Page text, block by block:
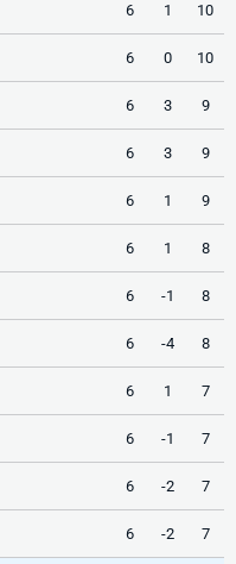
6 1 10
6 0 10
6 3 9
6 3 9
6 1 9
6 1 8
6 -1 8
6 -4 8
6 1 7
6 -1 7
6 -2 7
6 -2 7